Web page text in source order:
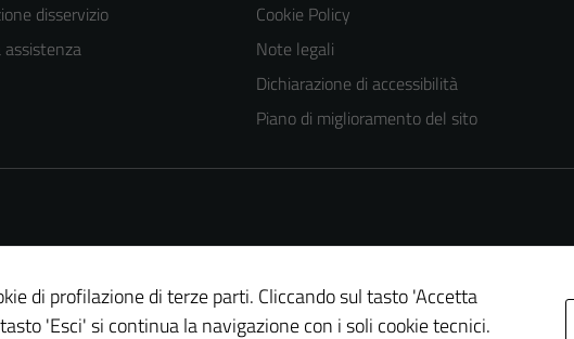
disservizio
assistenza
Cookie Policy
Note legali
Dichiarazione di accessibilità
Piano di miglioramento del sito
di profilazione di terze parti. Cliccando sul tasto 'Accetta
'Esci' si continua la navigazione con i soli cookie tecnici.
Tecnici
sono necessari
possono
disabilitati.